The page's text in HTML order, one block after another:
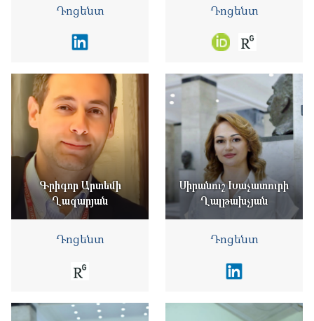
Դոցենտ Դոցենտ
Գրիգոր Արտեմի
Ղազարյան
Դոցենտ
Սիրանուշ Խաչատուրի
Ղալթախչյան
Դոցենտ